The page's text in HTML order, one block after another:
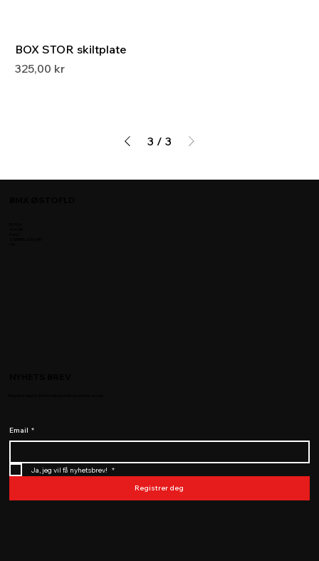
BOX STOR skiltplate
Pris
325,00 kr
3 / 3
Email *
Ja, jeg vil få nyhetsbrev! *
Registrer deg